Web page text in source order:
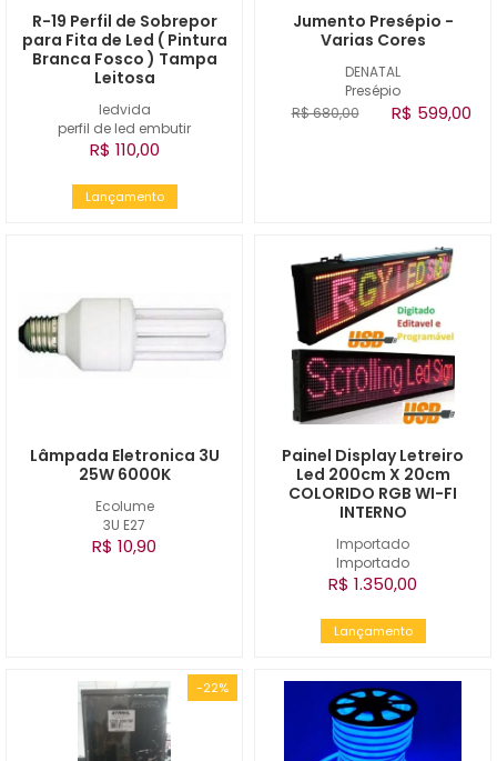
ledvida
perfil de led embutir
R-19 Perfil de Sobrepor
para Fita de Led ( Pintura
Branca Fosco ) Tampa
Leitosa
R$ 110,00
Lançamento
DENATAL
Presépio
Jumento Presépio -
Varias Cores
R$ 680,00 R$ 599,00
Ecolume
3U E27
Lâmpada Eletronica 3U
25W 6000K
R$ 10,90
Importado
Importado
Painel Display Letreiro
Led 200cm X 20cm
COLORIDO RGB WI-FI
INTERNO
R$ 1.350,00
Lançamento
-22%